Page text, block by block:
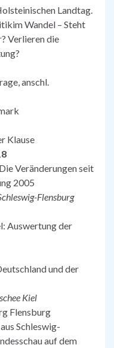
Landtag.
Wandel – Steht
Verlieren die
anschl.
Klause
Veränderungen seit
2005
Flensburg
Auswertung der
und der
Kiel
Flensburg
Schleswig-
auf dem